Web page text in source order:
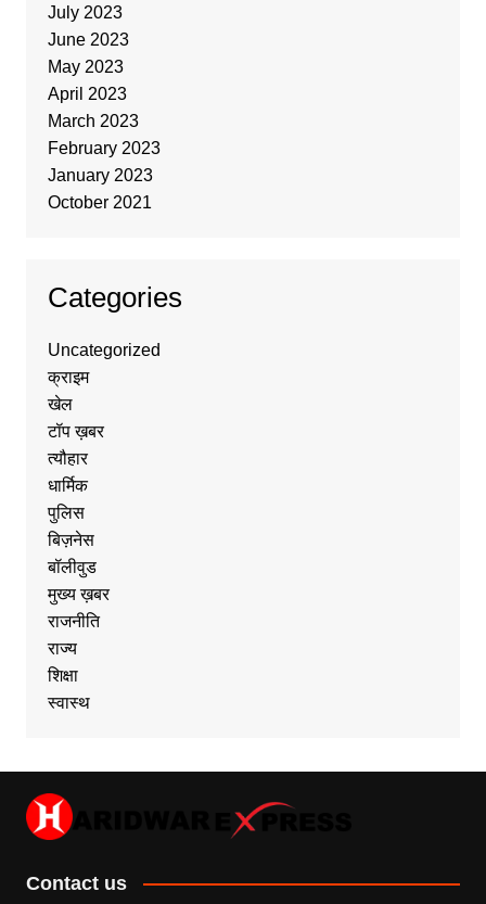
July 2023
June 2023
May 2023
April 2023
March 2023
February 2023
January 2023
October 2021
Categories
Uncategorized
क्राइम
खेल
टॉप ख़बर
त्यौहार
धार्मिक
पुलिस
बिज़नेस
बॉलीवुड
मुख्य ख़बर
राजनीति
राज्य
शिक्षा
स्वास्थ
Contact us